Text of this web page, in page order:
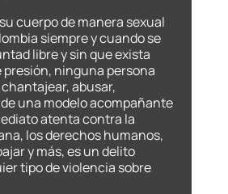
cuerpo de manera sexual
siempre y cuando se
libre y sin que exista
ninguna persona
abusar,
una modelo acompañante
atenta contra la
los derechos humanos,
y más, es un delito
tipo de violencia sobre